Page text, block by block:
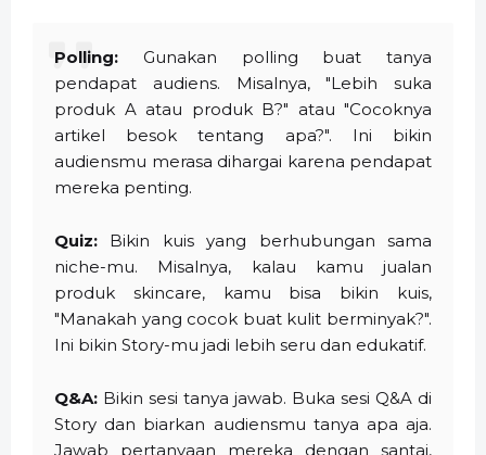
Polling: Gunakan polling buat tanya
pendapat audiens. Misalnya, "Lebih suka
produk A atau produk B?" atau "Cocoknya
artikel besok tentang apa?". Ini bikin
audiensmu merasa dihargai karena pendapat
mereka penting.
Quiz: Bikin kuis yang berhubungan sama
niche-mu. Misalnya, kalau kamu jualan
produk skincare, kamu bisa bikin kuis,
"Manakah yang cocok buat kulit berminyak?".
Ini bikin Story-mu jadi lebih seru dan edukatif.
Q&A: Bikin sesi tanya jawab. Buka sesi Q&A di
Story dan biarkan audiensmu tanya apa aja.
Jawab pertanyaan mereka dengan santai,